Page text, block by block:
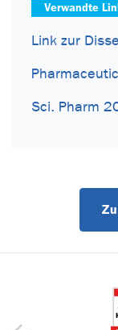
Verwandte
Link zur
Sci. Pharm